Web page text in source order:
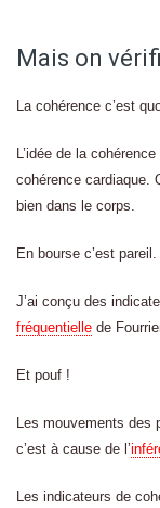
Mais on
La cohérence c’est
L’idée de la
cohérence cardiaque.
bien dans le corps.
En bourse c’est pareil.
J’ai conçu des
fréquentielle de
Et pouf !
Les mouvements des
c’est à cause de l’
Les indicateurs de